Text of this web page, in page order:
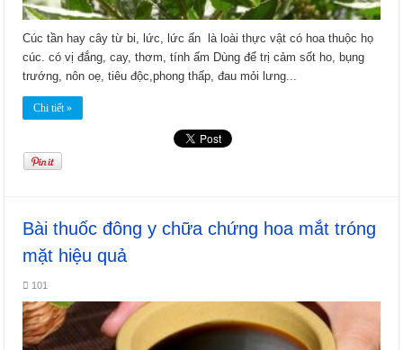
Cúc tần hay cây từ bi, lức, lức ấn là loài thực vật có hoa thuộc họ
cúc. có vị đắng, cay, thơm, tính ấm Dùng để trị cảm sốt ho, bụng
trướng, nôn oẹ, tiêu độc,phong thấp, đau mỏi lưng...
Chi tiết »
Bài thuốc đông y chữa chứng hoa mắt tróng
mặt hiệu quả
101